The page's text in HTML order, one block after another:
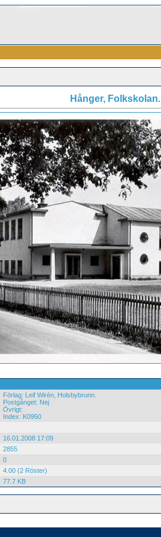
Hånger, Folkskolan.
Förlag: Leif Wirén, Holsbybrunn.
Postgånget: Nej
Övrigt:
Index: K0950
16.01.2008 17:09
2855
0
4.00 (2 Röster)
77.7 KB